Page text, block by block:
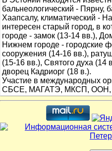
бальнеологический - Пярну,
Хаапсалу, климатический -
интересен старый город, в
городе - замок (13-14 вв.),
Нижнем городе - городские
сооружения (14-16 вв.),
(15-16 вв.), Святого духа (14
дворец Кадриорг (18 в.).
Участие в международных
СБСЕ, МАГАТЭ, МКСП,